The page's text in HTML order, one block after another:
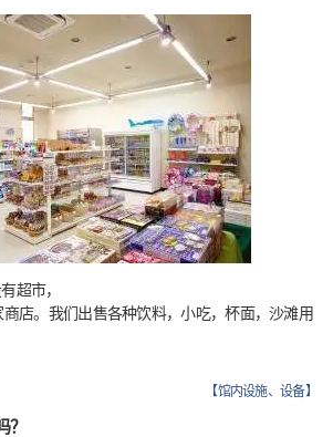
超市，
店。我们出售各种饮料，小吃，杯面，沙滩用
【馆内设施、设备】
？